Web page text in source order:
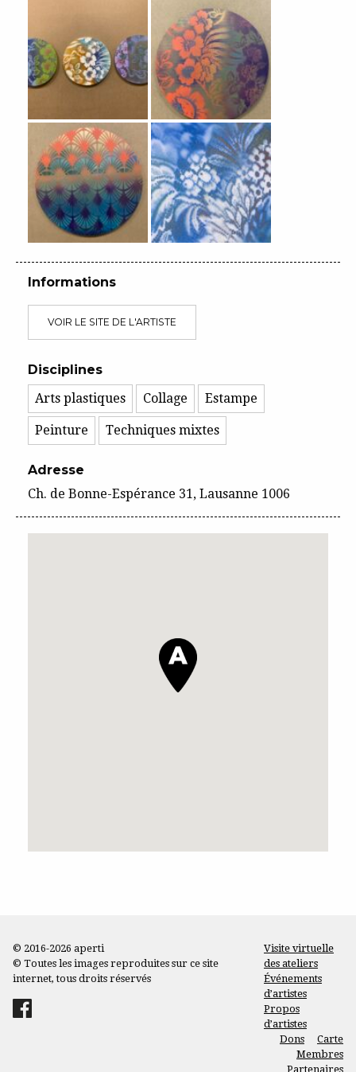
Informations
VOIR LE SITE DE L'ARTISTE
Disciplines
Arts plastiques
Collage Estampe
Peinture Techniques mixtes
Adresse
Ch. de Bonne-Espérance 31, Lausanne 1006
© 2016-2026 aperti
© Toutes les images reproduites sur ce site
internet, tous droits réservés
Visite virtuelle
des ateliers
Événements
d’artistes
Propos
d’artistes
Dons
Carte
Membres
Partenaires